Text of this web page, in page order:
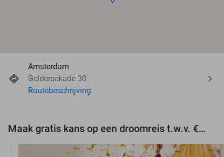
Amsterdam
Geldersekade 30
Routebeschrijving
Maak gratis kans op een droomreis t.w.v. €3.000!